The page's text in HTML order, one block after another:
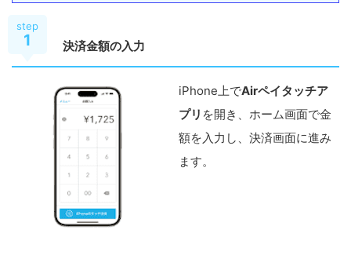
step
1 決済金額の入力
iPhone上でAirペイタッチア
プリ を開き、ホーム画面で金
額を入力し、決済画面に進み
ます。